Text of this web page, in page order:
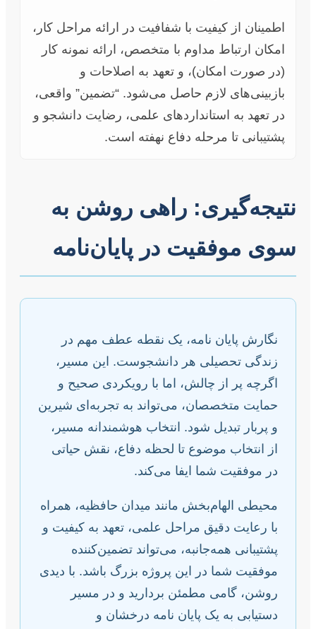
اطمینان از کیفیت با شفافیت در ارائه مراحل کار،
امکان ارتباط مداوم با متخصص، ارائه نمونه کار
(در صورت امکان)، و تعهد به اصلاحات و
بازبینی‌های لازم حاصل می‌شود. “تضمین” واقعی،
در تعهد به استانداردهای علمی، رضایت دانشجو و
پشتیبانی تا مرحله دفاع نهفته است.
نتیجه‌گیری: راهی روشن به
سوی موفقیت در پایان‌نامه
نگارش پایان نامه، یک نقطه عطف مهم در
زندگی تحصیلی هر دانشجوست. این مسیر،
اگرچه پر از چالش، اما با رویکردی صحیح و
حمایت متخصصان، می‌تواند به تجربه‌ای شیرین
و پربار تبدیل شود. انتخاب هوشمندانه مسیر،
از انتخاب موضوع تا لحظه دفاع، نقش حیاتی
در موفقیت شما ایفا می‌کند.
محیطی الهام‌بخش مانند میدان حافظیه، همراه
با رعایت دقیق مراحل علمی، تعهد به کیفیت و
پشتیبانی همه‌جانبه، می‌تواند تضمین‌کننده
موفقیت شما در این پروژه بزرگ باشد. با دیدی
روشن، گامی مطمئن بردارید و در مسیر
دستیابی به یک پایان نامه درخشان و